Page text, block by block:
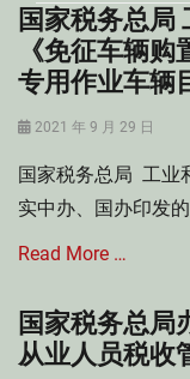
国家税务总局
《免征车辆
专用作业车辆
Posted
2021 年 9 月 29 日
国家税务总局 工业
实中办、国办印发
Read More …
Categories
车
辆
国家税务总局
从业人员税收